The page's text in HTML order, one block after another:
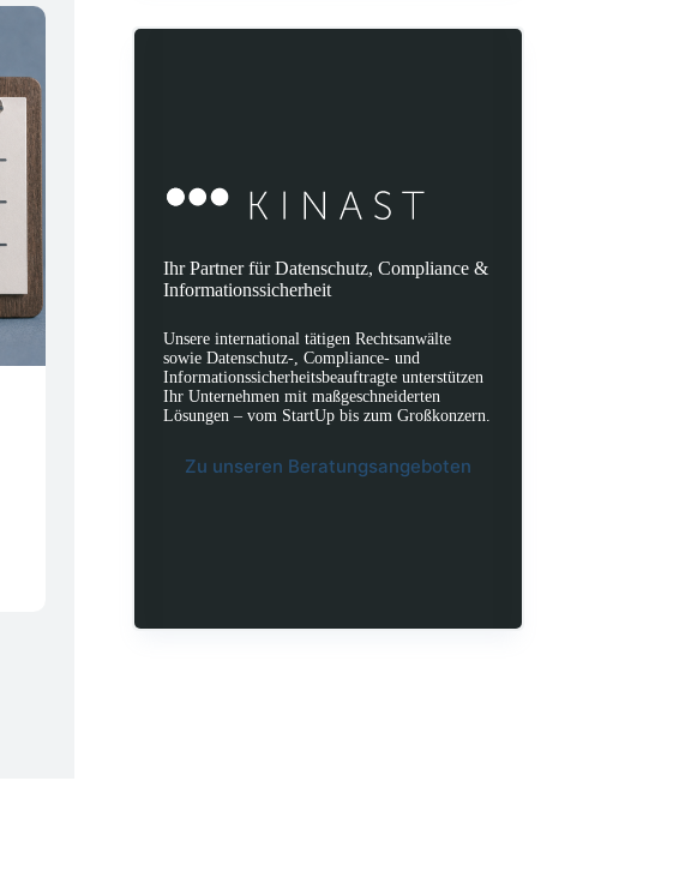
Ihr Partner für Datenschutz, Compliance &
Informationssicherheit
Unsere international tätigen Rechtsanwälte
sowie Datenschutz-, Compliance- und
Informationssicherheitsbeauftragte unterstützen
Ihr Unternehmen mit maßgeschneiderten
Lösungen – vom StartUp bis zum Großkonzern.
Zu unseren Beratungsangeboten